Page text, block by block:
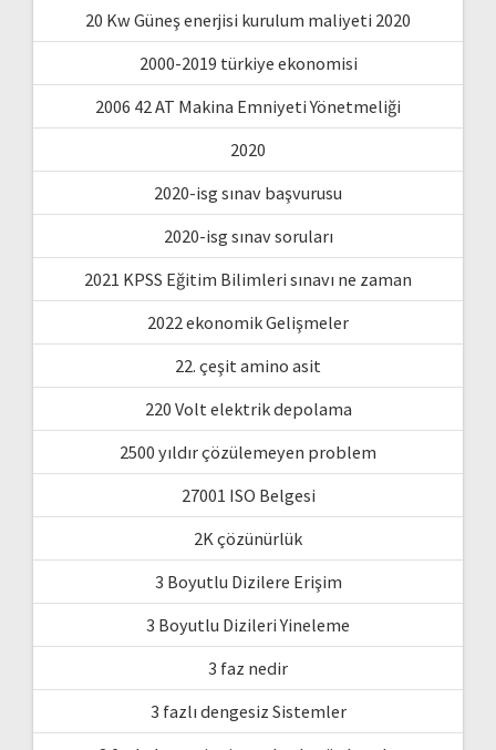
20 Kw Güneş enerjisi kurulum maliyeti 2020
2000-2019 türkiye ekonomisi
2006 42 AT Makina Emniyeti Yönetmeliği
2020
2020-isg sınav başvurusu
2020-isg sınav soruları
2021 KPSS Eğitim Bilimleri sınavı ne zaman
2022 ekonomik Gelişmeler
22. çeşit amino asit
220 Volt elektrik depolama
2500 yıldır çözülemeyen problem
27001 ISO Belgesi
2K çözünürlük
3 Boyutlu Dizilere Erişim
3 Boyutlu Dizileri Yineleme
3 faz nedir
3 fazlı dengesiz Sistemler